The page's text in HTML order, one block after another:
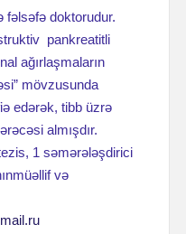
fəlsəfə doktorudur.
pankreatitli
ağırlaşmaların
mövzusunda
edərək, tibb üzrə
almışdır.
1 səmərələşdirici
və